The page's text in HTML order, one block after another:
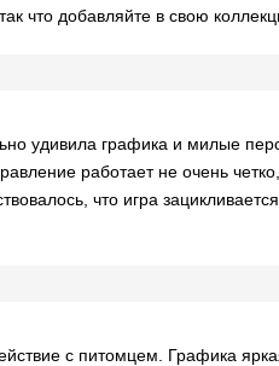
что добавляйте в свою
удивила графика и милые
работает не очень
что игра
с питомцем. Графика